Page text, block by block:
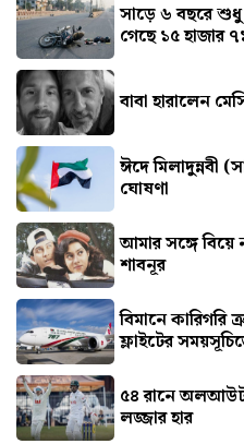
সাড়ে ৬ বছরে
গেছে ১৫ হাজার
বাবা হারালেন
ঈদে মিলাদুন্নবী
ঘোষণা
আমার সঙ্গে বিয়ে
শাবনূর
বিমানে কারিগরি
ফ্লাইটের
৫৪ রানে অলআউট
লজ্জার হার